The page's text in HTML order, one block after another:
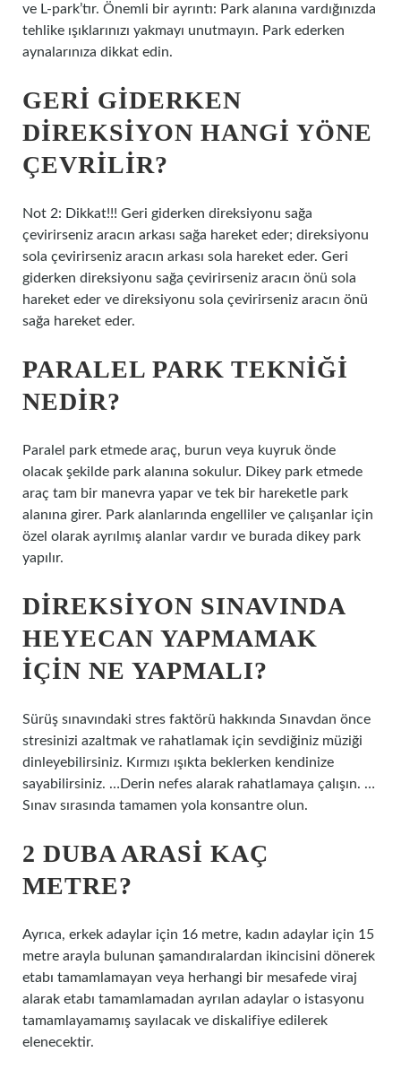
ve L-park’tır. Önemli bir ayrıntı: Park alanına vardığınızda
tehlike ışıklarınızı yakmayı unutmayın. Park ederken
aynalarınıza dikkat edin.
GERI GIDERKEN
DIREKSIYON HANGI YÖNE
ÇEVRILIR?
Not 2: Dikkat!!! Geri giderken direksiyonu sağa
çevirirseniz aracın arkası sağa hareket eder; direksiyonu
sola çevirirseniz aracın arkası sola hareket eder. Geri
giderken direksiyonu sağa çevirirseniz aracın önü sola
hareket eder ve direksiyonu sola çevirirseniz aracın önü
sağa hareket eder.
PARALEL PARK TEKNIĞI
NEDIR?
Paralel park etmede araç, burun veya kuyruk önde
olacak şekilde park alanına sokulur. Dikey park etmede
araç tam bir manevra yapar ve tek bir hareketle park
alanına girer. Park alanlarında engelliler ve çalışanlar için
özel olarak ayrılmış alanlar vardır ve burada dikey park
yapılır.
DIREKSIYON SINAVINDA
HEYECAN YAPMAMAK
IÇIN NE YAPMALI?
Sürüş sınavındaki stres faktörü hakkında Sınavdan önce
stresinizi azaltmak ve rahatlamak için sevdiğiniz müziği
dinleyebilirsiniz. Kırmızı ışıkta beklerken kendinize
sayabilirsiniz. …Derin nefes alarak rahatlamaya çalışın. …
Sınav sırasında tamamen yola konsantre olun.
2 DUBA ARASI KAÇ
METRE?
Ayrıca, erkek adaylar için 16 metre, kadın adaylar için 15
metre arayla bulunan şamandıralardan ikincisini dönerek
etabı tamamlamayan veya herhangi bir mesafede viraj
alarak etabı tamamlamadan ayrılan adaylar o istasyonu
tamamlayamamış sayılacak ve diskalifiye edilerek
elenecektir.